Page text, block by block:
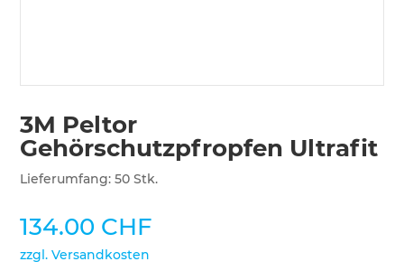
3M Peltor
Gehörschutzpfropfen Ultrafit
Lieferumfang: 50 Stk.
134.00 CHF
zzgl. Versandkosten